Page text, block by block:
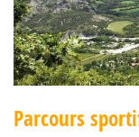
Parcours